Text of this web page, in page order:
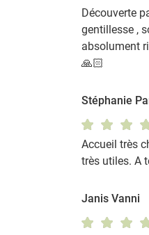
Découverte
gentillesse ,
absolument
🙏🏻
Stéphanie
Accueil très
très utiles. A
Janis Vanni